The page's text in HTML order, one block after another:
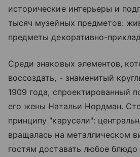
исторические интерьеры и
тысяч музейных предметов:
предметы декоративно-
Среди знаковых элементов,
воссоздать, - знаменитый
1909 года, спроектированный
его жены Натальи Нордман.
принципу "карусели":
вращалась на металлическом
гостям доставать любое блюдо